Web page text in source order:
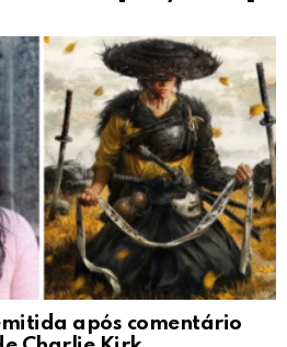
após comentário